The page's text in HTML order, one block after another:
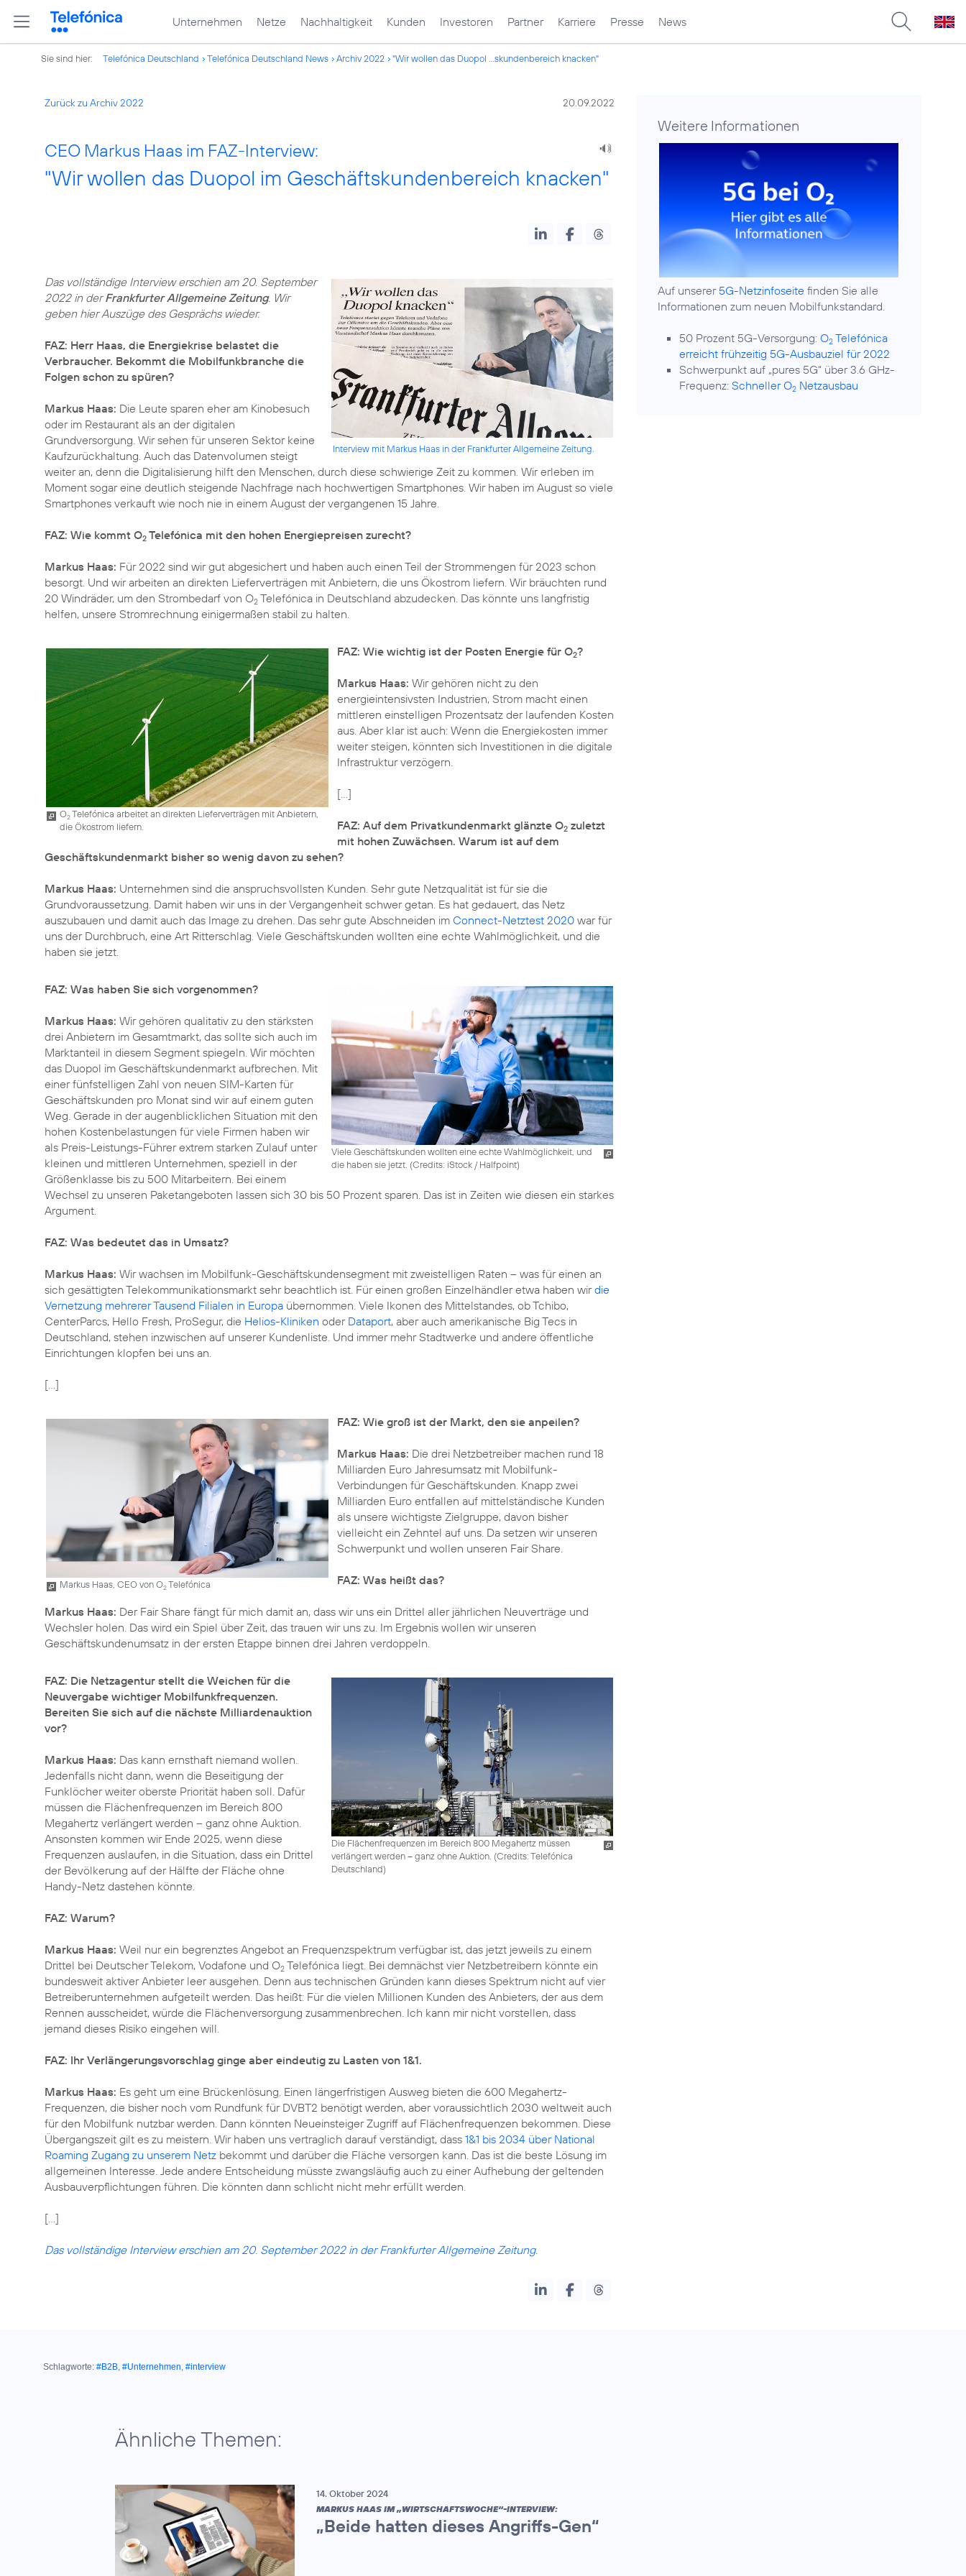
Unternehmen Netze Nachhaltigkeit Kunden Investoren Partner Karriere Presse News
Sie sind hier: Telefónica Deutschland Telefónica Deutschland News Archiv 2022 "Wir wollen das Duopol ...skundenbereich knacken"
Zurück zu Archiv 2022 20.09.2022
CEO Markus Haas im FAZ-Interview:
"Wir wollen das Duopol im Geschäftskundenbereich knacken"
Interview mit Markus Haas in der Frankfurter Allgemeine Zeitung.
Das vollständige Interview erschien am 20. September
2022 in derFrankfurter Allgemeine Zeitung. Wir
geben hier Auszüge des Gesprächs wieder.
FAZ: Herr Haas, die Energiekrise belastet die
Verbraucher. Bekommt die Mobilfunkbranche die
Folgen schon zu spüren?
Markus Haas: Die Leute sparen eher am Kinobesuch
oder im Restaurant als an der digitalen
Grundversorgung. Wir sehen für unseren Sektor keine
Kaufzurückhaltung. Auch das Datenvolumen steigt
weiter an, denn die Digitalisierung hilft den Menschen, durch diese schwierige Zeit zu kommen. Wir erleben im
Moment sogar eine deutlich steigende Nachfrage nach hochwertigen Smartphones. Wir haben im August so viele
Smartphones verkauft wie noch nie in einem August der vergangenen 15 Jahre.
FAZ: Wie kommt O2 Telefónica mit den hohen Energiepreisen zurecht?
Markus Haas: Für 2022 sind wir gut abgesichert und haben auch einen Teil der Strommengen für 2023 schon
besorgt. Und wir arbeiten an direkten Lieferverträgen mit Anbietern, die uns Ökostrom liefern. Wir bräuchten rund
20 Windräder, um den Strombedarf von O2 Telefónica in Deutschland abzudecken. Das könnte uns langfristig
helfen, unsere Stromrechnung einigermaßen stabil zu halten.
O2Telefónica arbeitet an direkten Lieferverträgen mit Anbietern,
die Ökostrom liefern.
FAZ: Wie wichtig ist der Posten Energie für O2?
Markus Haas: Wir gehören nicht zu den
energieintensivsten Industrien, Strom macht einen
mittleren einstelligen Prozentsatz der laufenden Kosten
aus. Aber klar ist auch: Wenn die Energiekosten immer
weiter steigen, könnten sich Investitionen in die digitale
Infrastruktur verzögern.
[...]
FAZ: Auf dem Privatkundenmarkt glänzte O2zuletzt
mit hohen Zuwächsen. Warum ist auf dem
Geschäftskundenmarkt bisher so wenig davon zu sehen?
Markus Haas: Unternehmen sind die anspruchsvollsten Kunden. Sehr gute Netzqualität ist für sie die
Grundvoraussetzung. Damit haben wir uns in der Vergangenheit schwer getan. Es hat gedauert, das Netz
auszubauen und damit auch das Image zu drehen. Das sehr gute Abschneiden im Connect-Netztest 2020 war für
uns der Durchbruch, eine Art Ritterschlag. Viele Geschäftskunden wollten eine echte Wahlmöglichkeit, und die
haben sie jetzt.
Viele Geschäftskunden wollten eine echte Wahlmöglichkeit, und
die haben sie jetzt. (Credits: iStock / Halfpoint)
FAZ: Was haben Sie sich vorgenommen?
Markus Haas: Wir gehören qualitativ zu den stärksten
drei Anbietern im Gesamtmarkt, das sollte sich auch im
Marktanteil in diesem Segment spiegeln. Wir möchten
das Duopol im Geschäftskundenmarkt aufbrechen. Mit
einer fünfstelligen Zahl von neuen SIM-Karten für
Geschäftskunden pro Monat sind wir auf einem guten
Weg. Gerade in der augenblicklichen Situation mit den
hohen Kostenbelastungen für viele Firmen haben wir
als Preis-Leistungs-Führer extrem starken Zulauf unter
kleinen und mittleren Unternehmen, speziell in der
Größenklasse bis zu 500 Mitarbeitern. Bei einem
Wechsel zu unseren Paketangeboten lassen sich 30 bis 50 Prozent sparen. Das ist in Zeiten wie diesen ein starkes
Argument.
FAZ: Was bedeutet das in Umsatz?
Markus Haas: Wir wachsen im Mobilfunk-Geschäftskundensegment mit zweistelligen Raten – was für einen an
sich gesättigten Telekommunikationsmarkt sehr beachtlich ist. Für einen großen Einzelhändler etwa haben wirdie
Vernetzung mehrerer Tausend Filialen in Europa übernommen. Viele Ikonen des Mittelstandes, ob Tchibo,
CenterParcs, Hello Fresh, ProSegur, die Helios-Kliniken oder Dataport, aber auch amerikanische Big Tecs in
Deutschland, stehen inzwischen auf unserer Kundenliste. Und immer mehr Stadtwerke und andere öffentliche
Einrichtungen klopfen bei uns an.
[...]
Markus Haas, CEO von O2Telefónica
FAZ: Wie groß ist der Markt, den sie anpeilen?
Markus Haas: Die drei Netzbetreiber machen rund 18
Milliarden Euro Jahresumsatz mit Mobilfunk-
Verbindungen für Geschäftskunden. Knapp zwei
Milliarden Euro entfallen auf mittelständische Kunden
als unsere wichtigste Zielgruppe, davon bisher
vielleicht ein Zehntel auf uns. Da setzen wir unseren
Schwerpunkt und wollen unseren Fair Share.
FAZ: Was heißt das?
Markus Haas: Der Fair Share fängt für mich damit an, dass wir uns ein Drittel aller jährlichen Neuverträge und
Wechsler holen. Das wird ein Spiel über Zeit, das trauen wir uns zu. Im Ergebnis wollen wir unseren
Geschäftskundenumsatz in der ersten Etappe binnen drei Jahren verdoppeln.
Die Flächenfrequenzen im Bereich 800 Megahertz müssen
verlängert werden – ganz ohne Auktion. (Credits: Telefónica
Deutschland)
FAZ: Die Netzagentur stellt die Weichen für die
Neuvergabe wichtiger Mobilfunkfrequenzen.
Bereiten Sie sich auf die nächste Milliardenauktion
vor?
Markus Haas: Das kann ernsthaft niemand wollen.
Jedenfalls nicht dann, wenn die Beseitigung der
Funklöcher weiter oberste Priorität haben soll. Dafür
müssen die Flächenfrequenzen im Bereich 800
Megahertz verlängert werden – ganz ohne Auktion.
Ansonsten kommen wir Ende 2025, wenn diese
Frequenzen auslaufen, in die Situation, dass ein Drittel
der Bevölkerung auf der Hälfte der Fläche ohne
Handy-Netz dastehen könnte.
FAZ: Warum?
Markus Haas: Weil nur ein begrenztes Angebot an Frequenzspektrum verfügbar ist, das jetzt jeweils zu einem
Drittel bei Deutscher Telekom, Vodafone und O2 Telefónica liegt. Bei demnächst vier Netzbetreibern könnte ein
bundesweit aktiver Anbieter leer ausgehen. Denn aus technischen Gründen kann dieses Spektrum nicht auf vier
Betreiberunternehmen aufgeteilt werden. Das heißt: Für die vielen Millionen Kunden des Anbieters, der aus dem
Rennen ausscheidet, würde die Flächenversorgung zusammenbrechen. Ich kann mir nicht vorstellen, dass
jemand dieses Risiko eingehen will.
FAZ: Ihr Verlängerungsvorschlag ginge aber eindeutig zu Lasten von 1&1.
Markus Haas: Es geht um eine Brückenlösung. Einen längerfristigen Ausweg bieten die 600 Megahertz-
Frequenzen, die bisher noch vom Rundfunk für DVBT2 benötigt werden, aber voraussichtlich 2030 weltweit auch
für den Mobilfunk nutzbar werden. Dann könnten Neueinsteiger Zugriff auf Flächenfrequenzen bekommen. Diese
Übergangszeit gilt es zu meistern. Wir haben uns vertraglich darauf verständigt, dass 1&1 bis 2034 über National
Roaming Zugang zu unserem Netz bekommt und darüber die Fläche versorgen kann. Das ist die beste Lösung im
allgemeinen Interesse. Jede andere Entscheidung müsste zwangsläufig auch zu einer Aufhebung der geltenden
Ausbauverpflichtungen führen. Die könnten dann schlicht nicht mehr erfüllt werden.
[...]
Das vollständige Interview erschien am 20. September 2022 in der Frankfurter Allgemeine Zeitung.
Weitere Informationen
Auf unserer 5G-Netzinfoseite finden Sie alle
Informationen zum neuen Mobilfunkstandard.
50 Prozent 5G-Versorgung:O2 Telefónica
erreicht frühzeitig 5G-Ausbauziel für 2022
Schwerpunkt auf „pures 5G“ über 3.6 GHz-
Frequenz:Schneller O2 Netzausbau
Schlagworte: #B2B, #Unternehmen, #interview
Ähnliche Themen:
14. Oktober 2024
MARKUS HAAS IM „WIRTSCHAFTSWOCHE“-INTERVIEW:
„Beide hatten dieses Angriffs-Gen“